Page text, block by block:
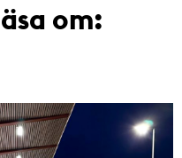
om: